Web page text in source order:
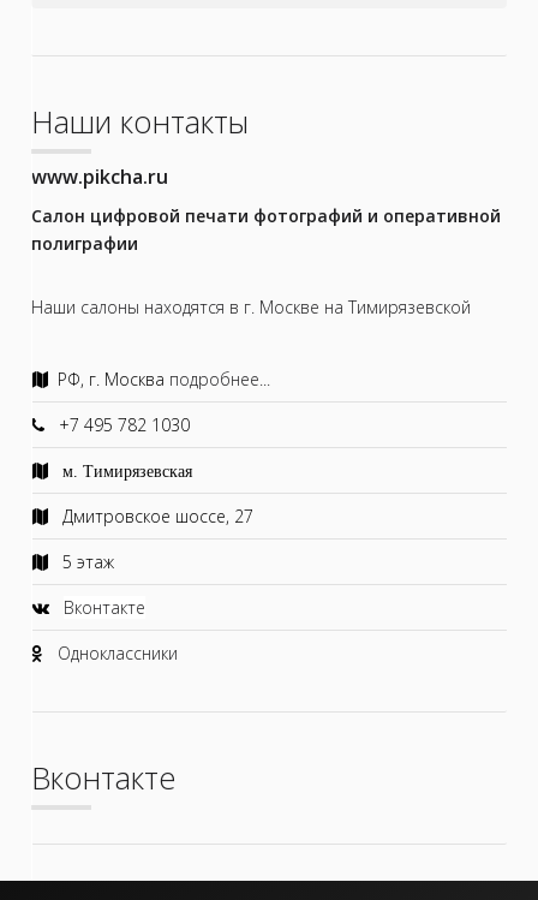
Наши контакты
www.pikcha.ru
Салон цифровой печати фотографий и оперативной
полиграфии
Наши салоны находятся в г. Москве на Тимирязевской
РФ, г. Москва подробнее...
+7 495 782 1030
м. Тимирязевская
Дмитровское шоссе, 27
5 этаж
Вконтакте
Одноклассники
Вконтакте